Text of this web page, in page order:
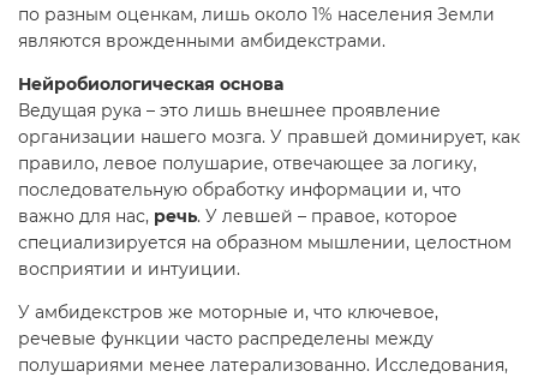
по разным оценкам, лишь около 1% населения Земли
являются врожденными амбидекстрами.
Нейробиологическая основа
Ведущая рука – это лишь внешнее проявление
организации нашего мозга. У правшей доминирует, как
правило, левое полушарие, отвечающее за логику,
последовательную обработку информации и, что
важно для нас, речь. У левшей – правое, которое
специализируется на образном мышлении, целостном
восприятии и интуиции.
У амбидекстров же моторные и, что ключевое,
речевые функции часто распределены между
полушариями менее латерализованно. Исследования,